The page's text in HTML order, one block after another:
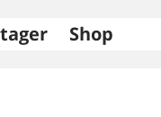
Shop